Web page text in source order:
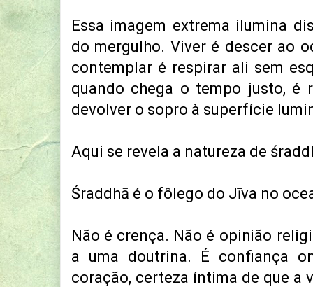
Essa imagem extrema ilumina
do mergulho. Viver é descer ao
contemplar é respirar ali sem
quando chega o tempo justo, é
devolver o sopro à superfície
Aqui se revela a natureza de
Śraddhā é o fôlego do Jīva no
Não é crença. Não é opinião
a uma doutrina. É confiança
coração, certeza íntima de que a